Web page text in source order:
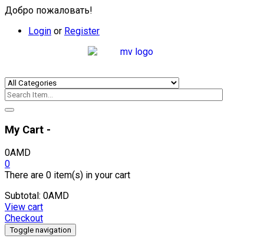
Добро пожаловать!
Login or Register
My Cart -
0AMD
0
There are 0 item(s) in your cart
Subtotal: 0AMD
View cart
Checkout
Toggle navigation